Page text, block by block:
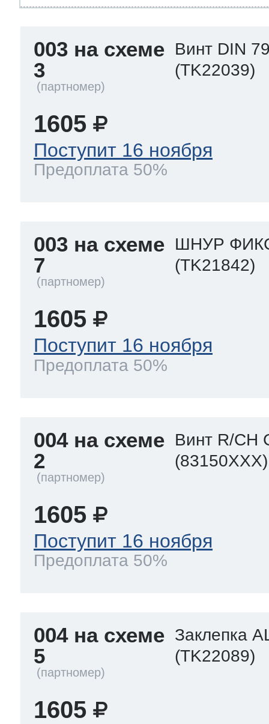
003 на схеме
3
Винт DIN
(TK22039)
1605
Поступит 16 ноября
Предоплата 50%
003 на схеме
7
ШНУР
(TK21842)
1605
Поступит 16 ноября
Предоплата 50%
004 на схеме
2
Винт R/CH
(83150XXX)
1605
Поступит 16 ноября
Предоплата 50%
004 на схеме
5
Заклепка
(TK22089)
1605